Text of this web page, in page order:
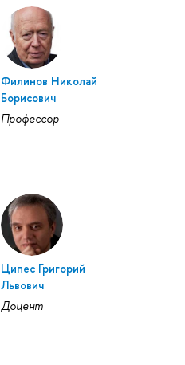
Филинов Николай
Борисович
Профессор
Ципес Григорий
Львович
Доцент